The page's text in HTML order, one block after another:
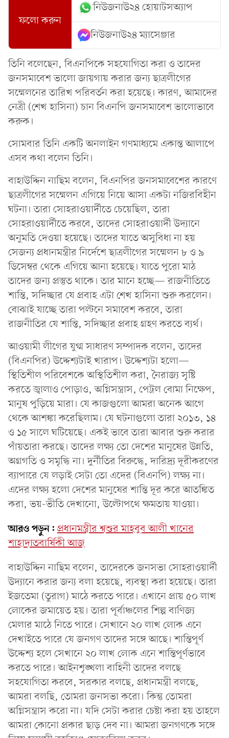
ফলো করুন
নিউজনাউ২৪ হোয়াটসঅ্যাপ
নিউজনাউ২৪ ম্যাসেঞ্জার
তিনি বলেছেন, বিএনপিকে সহযোগিতা করা ও তাদের
জনসমাবেশ ভালো জায়গায় করার জন্য ছাত্রলীগের
সম্মেলনের তারিখ পরিবর্তন করা হয়েছে। কারণ, আমাদের
নেত্রী (শেখ হাসিনা) চান বিএনপি জনসমাবেশ ভালোভাবে
করুক।
সোমবার তিনি একটি অনলাইন গণমাধ্যমে একান্ত আলাপে
এসব কথা বলেন তিনি।
বাহাউদ্দিন নাছিম বলেন, বিএনপির জনসমাবেশের কারণে
ছাত্রলীগের সম্মেলন এগিয়ে নিয়ে আসা একটা নজিরবিহীন
ঘটনা। তারা সোহরাওয়ার্দীতে চেয়েছিল, তারা
সোহরাওয়ার্দীতে করবে, তাদের সোহরাওয়ার্দী উদ্যানে
অনুমতি দেওয়া হয়েছে। তাদের যাতে অসুবিধা না হয়
সেজন্য প্রধানমন্ত্রীর নির্দেশে ছাত্রলীগের সম্মেলন ৮ ও ৯
ডিসেম্বর থেকে এগিয়ে আনা হয়েছে। যাতে পুরো মাঠ
তাদের জন্য প্রস্তুত থাকে। তার মানে হচ্ছে— রাজনীতিতে
শান্তি, সদিচ্ছার যে প্রবাহ এটা শেখ হাসিনা শুরু করলেন।
বোঝাই যাচ্ছে তারা পল্টনে সমাবেশ করবে, তারা
রাজনীতির যে শান্তি, সদিচ্ছার প্রবাহ গ্রহণ করতে ব্যর্থ।
আওয়ামী লীগের যুগ্ম সাধারণ সম্পাদক বলেন, তাদের
(বিএনপির) উদ্দেশ্যটাই খারাপ। উদ্দেশ্যটা হলো—
স্থিতিশীল পরিবেশকে অস্থিতিশীল করা, নৈরাজ্য সৃষ্টি
করতে জ্বালাও পোড়াও, অগ্নিসন্ত্রাস, পেট্রল বোমা নিক্ষেপ,
মানুষ পুড়িয়ে মারা। যে কাজগুলো আমরা অনেক আগে
থেকে আশঙ্কা করেছিলাম। যে ঘটনাগুলো তারা ২০১৩, ১৪
ও ১৫ সালে ঘটিয়েছে। একই ভাবে তারা আবার শুরু করার
পাঁয়তারা করছে। তাদের লক্ষ্য তো দেশের মানুষের উন্নতি,
অগ্রগতি ও সমৃদ্ধি না। দুর্নীতির বিরুদ্ধে, দারিদ্র্য দূরীকরণের
ব্যাপারে যে লড়াই সেটা তো এদের (বিএনপি) লক্ষ্য না।
এদের লক্ষ্য হলো দেশের মানুষের শান্তি দূর করে আতঙ্কিত
করা, ভয়-ভীতি দেখানো, উল্টোপথে ক্ষমতায় যাওয়া।
আরও পড়ুন: প্রধানমন্ত্রীর শ্বশুর মাহবুব আলী খানের
শাহাদাতবার্ষিকী আজ
বাহাউদ্দিন নাছিম বলেন, তাদেরকে জনসভা সোহরাওয়ার্দী
উদ্যানে করার জন্য বলা হয়েছে, ব্যবস্থা করা হয়েছে। তারা
ইজতেমা (তুরাগ) মাঠে করতে পারে। এখানে প্রায় ৫০ লাখ
লোকের জমায়েত হয়। তারা পূর্বাঞ্চলের শিল্প বাণিজ্য
মেলার মাঠে নিতে পারে। সেখানে ২০ লাখ লোক এনে
দেখাইতে পারে যে জনগণ তাদের সঙ্গে আছে। শান্তিপূর্ণ
উদ্দেশ্য হলে সেখানে ২০ লাখ লোক এনে শান্তিপূর্ণভাবে
করতে পারে। আইনশৃঙ্খলা বাহিনী তাদের বলছে
সহযোগিতা করবে, সরকার বলছে, প্রধানমন্ত্রী বলছে,
আমরা বলছি, তোমরা জনসভা করো। কিন্তু তোমরা
অগ্নিসন্ত্রাস করো না। যদি সেটা করার চেষ্টা করা হয় তাহলে
আমরা কোনো প্রকার ছাড় দেব না। আমরা জনগণকে সঙ্গে